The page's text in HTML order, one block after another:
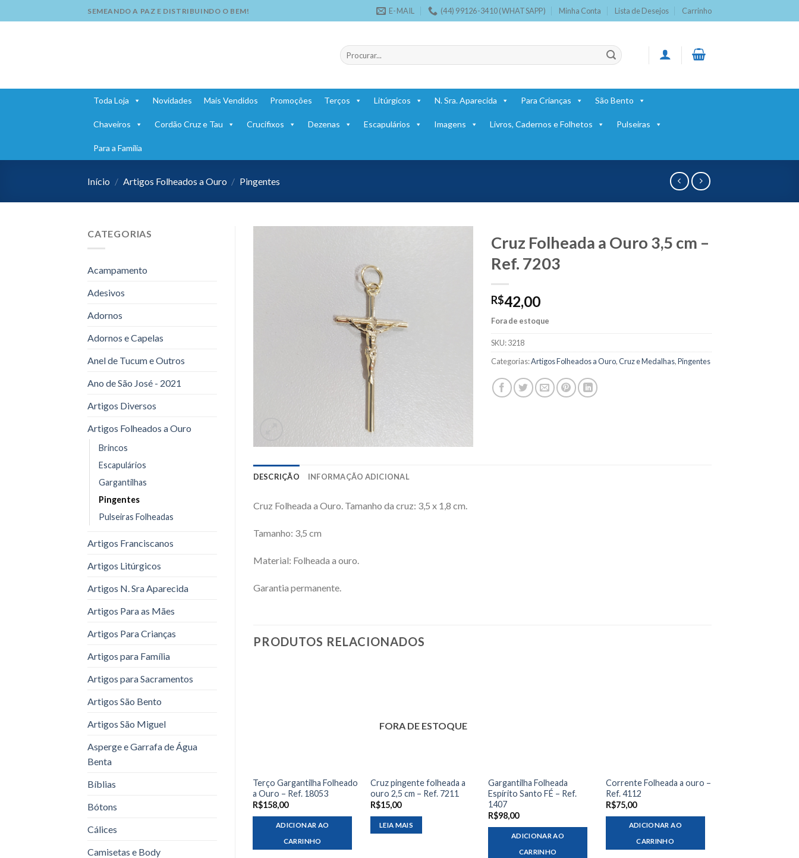
to
SEMEANDO A PAZ E DISTRIBUINDO O BEM! E-MAIL (44) 99126-3410 (WHATSAPP) Minha Conta Lista de Desejos Carrinho
Pesquisar
por:
Toda Loja Novidades Mais Vendidos Promoções Terços Litúrgicos N. Sra. Aparecida Para Crianças São Bento
Chaveiros Cordão Cruz e Tau Crucifixos Dezenas Escapulários Imagens Livros, Cadernos e Folhetos Pulseiras
Para a Família
Início / Artigos Folheados a Ouro / Pingentes
CATEGORIAS
Acampamento
Adesivos
Adornos
Adornos e Capelas
Anel de Tucum e Outros
Ano de São José - 2021
Artigos Diversos
Artigos Folheados a Ouro
Brincos
Escapulários
Gargantilhas
Pingentes
Pulseiras Folheadas
Artigos Franciscanos
Artigos Litúrgicos
Artigos N. Sra Aparecida
Artigos Para as Mães
Artigos Para Crianças
Artigos para Família
Artigos para Sacramentos
Artigos São Bento
Artigos São Miguel
Asperge e Garrafa de Água
Benta
Bíblias
Bótons
Cálices
Camisetas e Body
Cruz Folheada a Ouro 3,5 cm –
Ref. 7203
R$42,00
Fora de estoque
SKU:3218
Categorias:Artigos Folheados a Ouro,Cruz e Medalhas,Pingentes
DESCRIÇÃO INFORMAÇÃO ADICIONAL
Cruz Folheada a Ouro. Tamanho da cruz: 3,5 x 1,8 cm.
Tamanho: 3,5 cm
Material: Folheada a ouro.
Garantia permanente.
PRODUTOS RELACIONADOS
Terço Gargantilha Folheado
a Ouro – Ref. 18053
R$158,00
ADICIONAR AO
CARRINHO
FORA DE ESTOQUE
Cruz pingente folheada a
ouro 2,5 cm – Ref. 7211
R$15,00
LEIA MAIS
Gargantilha Folheada
Espírito Santo FÉ – Ref.
1407
R$98,00
ADICIONAR AO
CARRINHO
Corrente Folheada a ouro –
Ref. 4112
R$75,00
ADICIONAR AO
CARRINHO